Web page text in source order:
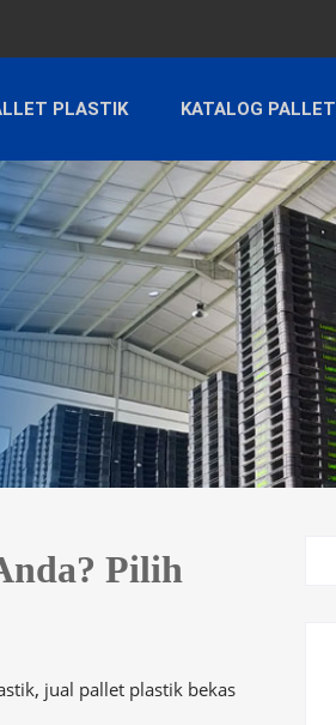
PLASTIK KATALOG PALLET
Pilih
, jual pallet plastik bekas